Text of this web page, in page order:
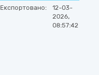
Експортовано:
12-03-
2026,
08:57:42